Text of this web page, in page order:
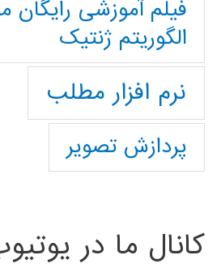
فیلم آموزشی رایگان
الگوریتم ژنتیک
نرم افزار مطلب
پردازش تصویر
کانال ما در